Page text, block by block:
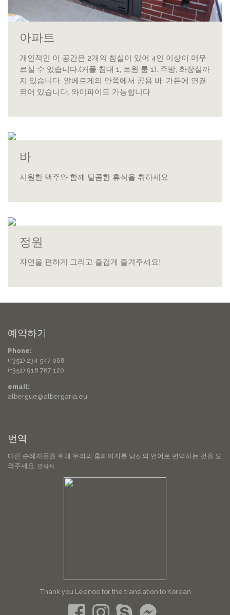
아파트
개인적인 이 공간은 2개의 침실이 있어 4인 이상이 머무
르실 수 있습니다.(커플 침대 1, 트윈 룸 1). 주방, 화장실까
지 있습니다. 알베르게의 안쪽에서 공용 바, 가든에 연결
되어 있습니다. 와이파이도 가능합니다
바
시원한 맥주와 함께 달콤한 휴식을 취하세요
정원
자연을 편하게 그리고 즐겁게 즐겨주세요!
예약하기
Phone:
(+351) 234 547 068
(+351) 918 787 120
email:
albergue@albergaria.eu
번역
다른 순례자들을 위해 우리의 홈페이지를 당신의 언어로 번역하는 것을 도
와주세요. 연락처
Thank you Leenoo for the translation to Korean